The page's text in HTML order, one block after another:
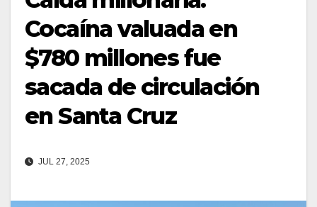
Cocaína valuada en
$780 millones fue
sacada de circulación
en Santa Cruz
JUL 27, 2025